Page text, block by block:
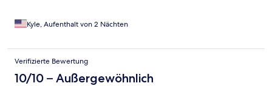
Kyle, Aufenthalt von 2 Nächten
Verifizierte Bewertung
10/10 – Außergewöhnlich